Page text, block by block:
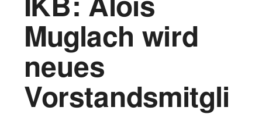
Logos
Bilder
Kontakt
Muglach wird
neues
Vorstandsmitgli